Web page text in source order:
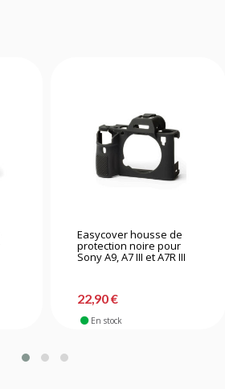
Easycover housse de
protection noire pour
Sony A9, A7 III et A7R III
22,90 €
En stock